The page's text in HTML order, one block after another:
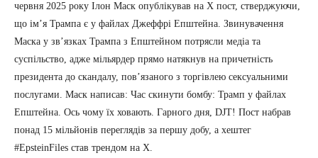
червня 2025 року Ілон Маск опублікував на X пост, стверджуючи,
що ім’я Трампа є у файлах Джеффрі Епштейна. Звинувачення
Маска у зв’язках Трампа з Епштейном потрясли медіа та
суспільство, адже мільярдер прямо натякнув на причетність
президента до скандалу, пов’язаного з торгівлею сексуальними
послугами. Маск написав: Час скинути бомбу: Трамп у файлах
Епштейна. Ось чому їх ховають. Гарного дня, DJT! Пост набрав
понад 15 мільйонів переглядів за першу добу, а хештег
#EpsteinFiles став трендом на X.